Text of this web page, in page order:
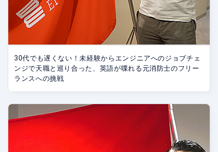
30代でも遅くない！未経験からエンジニアへのジョブチェ
ンジで天職と巡り合った、英語が喋れる元消防士のフリー
ランスへの挑戦